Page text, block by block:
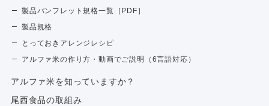
製品パンフレット規格一覧［PDF］
製品規格
とっておきアレンジレシピ
アルファ米の作り方・動画でご説明（6言語対応）
アルファ⽶を知っていますか？
尾西食品の取組み